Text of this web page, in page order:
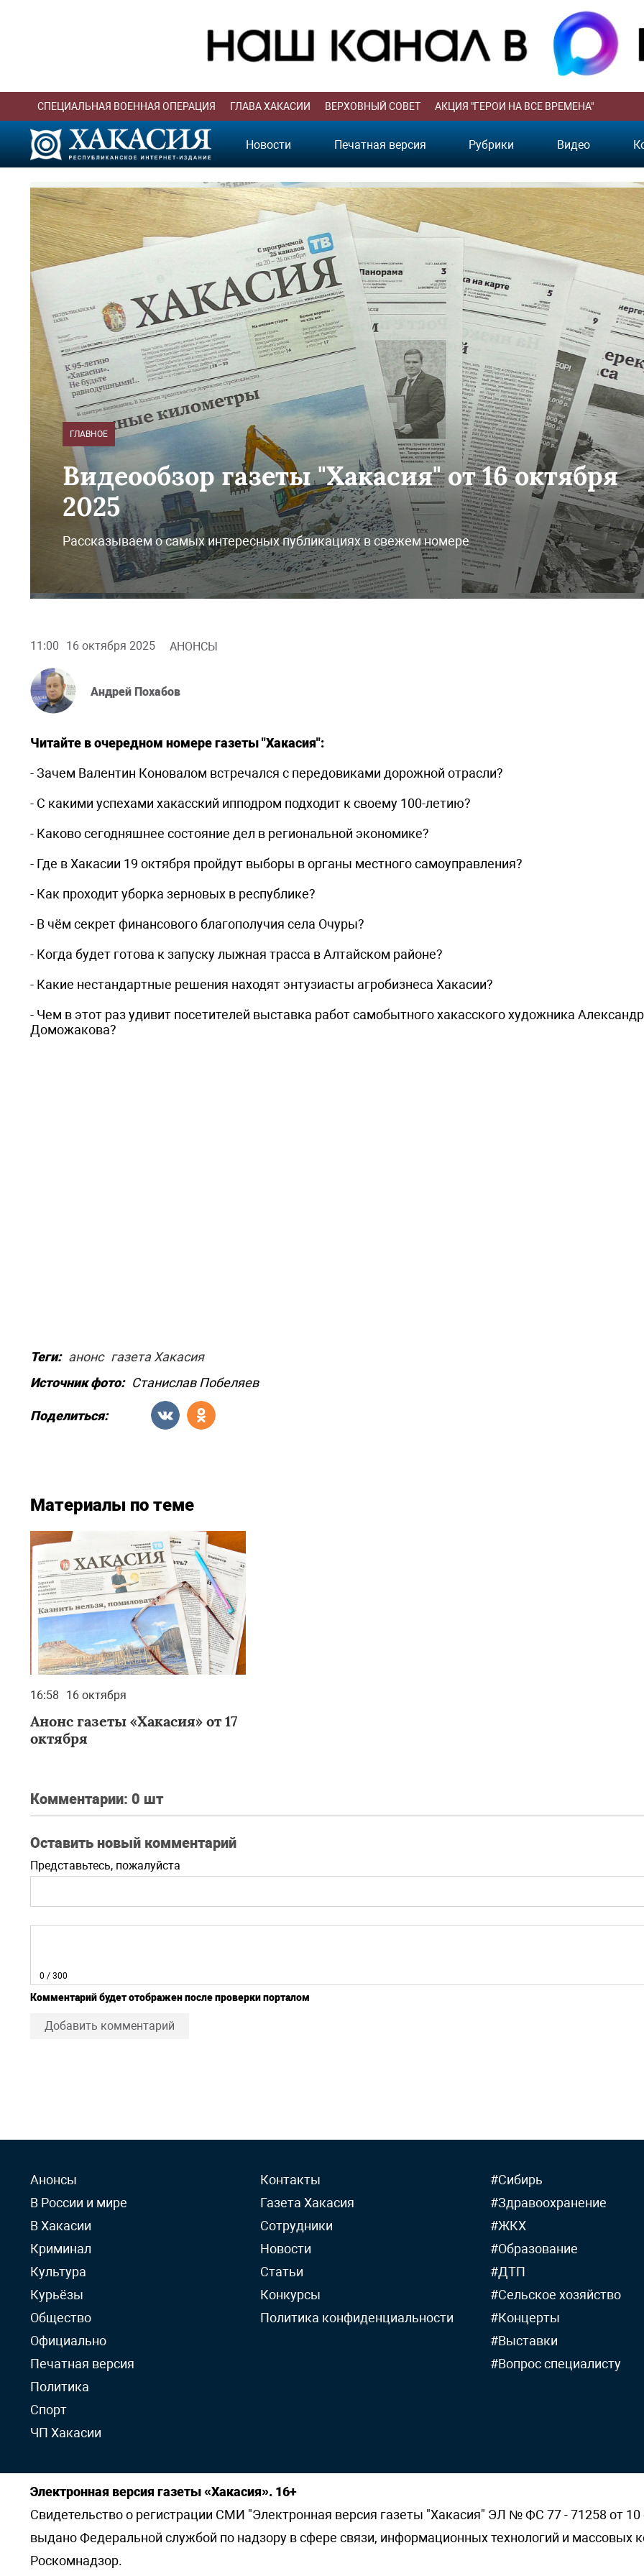
СПЕЦИАЛЬНАЯ ВОЕННАЯ ОПЕРАЦИЯ ГЛАВА ХАКАСИИ ВЕРХОВНЫЙ СОВЕТ АКЦИЯ "ГЕРОИ НА ВСЕ ВРЕМЕНА"
Новости Печатная версия Рубрики Видео
ГЛАВНОЕ
Видеообзор газеты "Хакасия" от 16 октября
2025
Рассказываем о самых интересных публикациях в свежем номере
11:00 16 октября 2025 АНОНСЫ
Андрей Похабов
Читайте в очередном номере газеты "Хакасия":
- Зачем Валентин Коновалом встречался с передовиками дорожной отрасли?
- С какими успехами хакасский ипподром подходит к своему 100-летию?
- Каково сегодняшнее состояние дел в региональной экономике?
- Где в Хакасии 19 октября пройдут выборы в органы местного самоуправления?
- Как проходит уборка зерновых в республике?
- В чём секрет финансового благополучия села Очуры?
- Когда будет готова к запуску лыжная трасса в Алтайском районе?
- Какие нестандартные решения находят энтузиасты агробизнеса Хакасии?
- Чем в этот раз удивит посетителей выставка работ самобытного хакасского художника
Доможакова?
Теги: анонс газета Хакасия
Источник фото: Станислав Побеляев
Поделиться:
Материалы по теме
16:58 16 октября
Анонс газеты «Хакасия» от 17
октября
Комментарии: 0 шт
Оставить новый комментарий
Представьтесь, пожалуйста
0 / 300
Комментарий будет отображен после проверки порталом
Добавить комментарий
Анонсы
В России и мире
В Хакасии
Криминал
Культура
Курьёзы
Общество
Официально
Печатная версия
Политика
Спорт
ЧП Хакасии
Контакты
Газета Хакасия
Сотрудники
Новости
Статьи
Конкурсы
Политика конфиденциальности
#Сибирь
#Здравоохранение
#ЖКХ
#Образование
#ДТП
#Сельское хозяйство
#Концерты
#Выставки
#Вопрос специалисту
Электронная версия газеты «Хакасия». 16+
Свидетельство о регистрации СМИ "Электронная версия газеты "Хакасия" ЭЛ № ФС 77 - 71258 от 10
выдано Федеральной службой по надзору в сфере связи, информационных технологий и массовых
Роскомнадзор.